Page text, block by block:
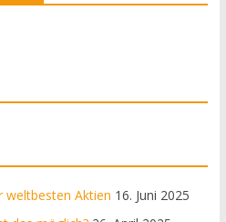
weltbesten Aktien 16. Juni 2025